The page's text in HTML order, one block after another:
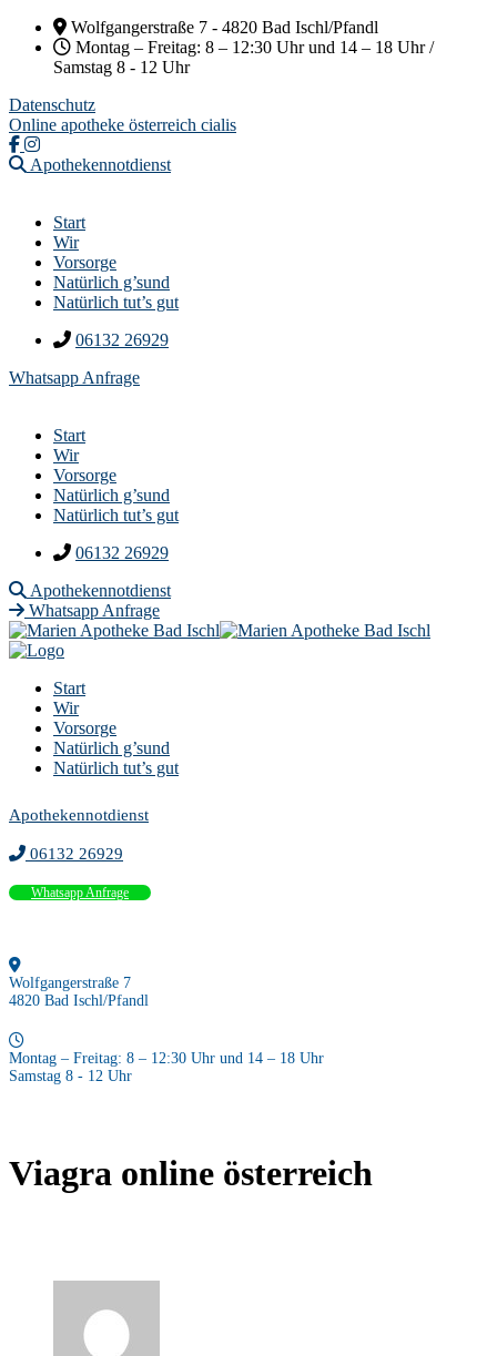
Wolfgangerstraße 7 - 4820 Bad Ischl/Pfandl
Montag – Freitag: 8 – 12:30 Uhr und 14 – 18 Uhr /
Samstag 8 - 12 Uhr
Datenschutz
Online apotheke österreich cialis
Apothekennotdienst
Start
Wir
Vorsorge
Natürlich g’sund
Natürlich tut’s gut
06132 26929
Whatsapp Anfrage
Start
Wir
Vorsorge
Natürlich g’sund
Natürlich tut’s gut
06132 26929
Apothekennotdienst
Whatsapp Anfrage
Start
Wir
Vorsorge
Natürlich g’sund
Natürlich tut’s gut
Apothekennotdienst
06132 26929
Whatsapp Anfrage
Wolfgangerstraße 7
4820 Bad Ischl/Pfandl
Montag – Freitag: 8 – 12:30 Uhr und 14 – 18 Uhr
Samstag 8 - 12 Uhr
Viagra online österreich